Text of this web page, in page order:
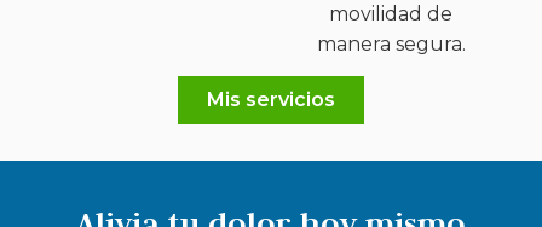
movilidad de
manera segura.
Mis servicios